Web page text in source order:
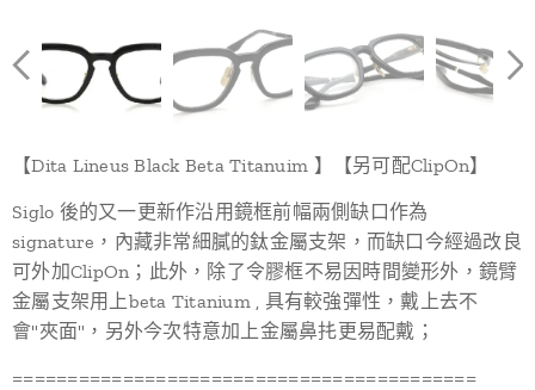
【Dita Lineus Black Beta Titanuim 】【另可配ClipOn】
Siglo 後的又一更新作沿用鏡框前幅兩側缺口作為
signature，內藏非常細膩的鈦金屬支架，而缺口今經過改良
可外加ClipOn；此外，除了令膠框不易因時間變形外，鏡臂
金屬支架用上beta Titanium , 具有較強彈性，戴上去不
會"夾面"，另外今次特意加上金屬鼻扥更易配戴；
==========================================